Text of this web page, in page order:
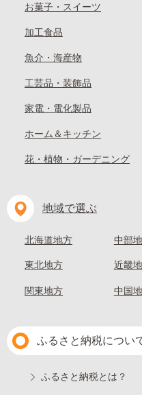
お菓子・スイーツ
加工食品
魚介・海産物
工芸品・装飾品
家電・電化製品
ホーム＆キッチン
花・植物・ガーデニング
地域で選ぶ
北海道地方
東北地方
関東地方
中部
近畿
中国
ふるさと納税につい
ふるさと納税とは？